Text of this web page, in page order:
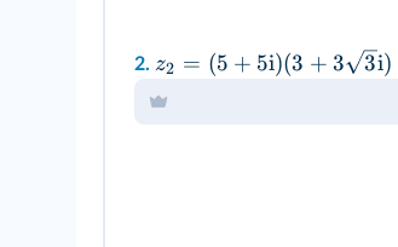
2. z2 = (5 + 5i)(3 + 3 3i)